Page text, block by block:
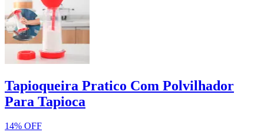
Tapioqueira Pratico Com Polvilhador
Para Tapioca
14% OFF